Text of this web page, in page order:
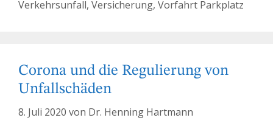
Verkehrsunfall, Versicherung, Vorfahrt Parkplatz
Corona und die Regulierung von
Unfallschäden
8. Juli 2020 von Dr. Henning Hartmann